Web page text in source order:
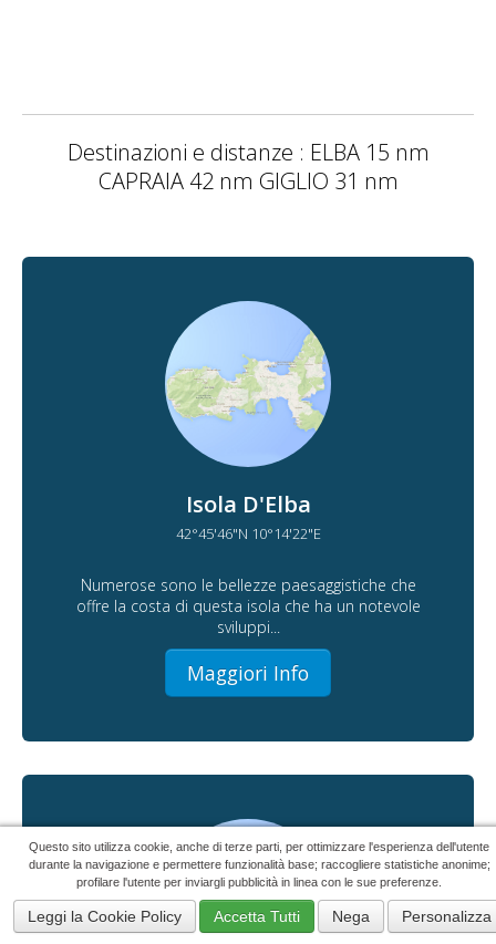
Destinazioni e distanze : ELBA 15 nm
CAPRAIA 42 nm GIGLIO 31 nm
Isola D'Elba
42°45'46"N 10°14'22"E
Numerose sono le bellezze paesaggistiche che
offre la costa di questa isola che ha un notevole
sviluppi...
Maggiori Info
Questo sito utilizza cookie, anche di terze parti, per ottimizzare l'esperienza dell'utente
durante la navigazione e permettere funzionalità base; raccogliere statistiche anonime;
profilare l'utente per inviargli pubblicità in linea con le sue preferenze.
Leggi la Cookie Policy Accetta Tutti Nega Personalizza